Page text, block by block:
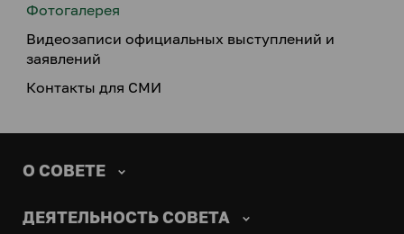
Фотогалерея
Видеозаписи официальных выступлений и
заявлений
Контакты для СМИ
О СОВЕТЕ
ДЕЯТЕЛЬНОСТЬ СОВЕТА